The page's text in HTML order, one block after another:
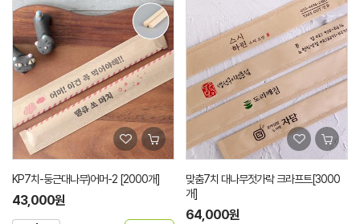
KP7치-둥근대나무)어머-2 [2000개]
43,000원
맞춤7치 대나무젓가락 크라프트[3000
개]
64,000원